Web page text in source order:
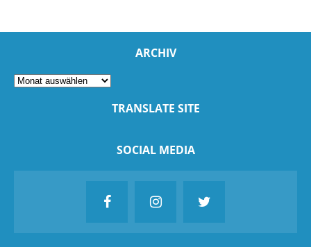
ARCHIV
TRANSLATE SITE
SOCIAL MEDIA